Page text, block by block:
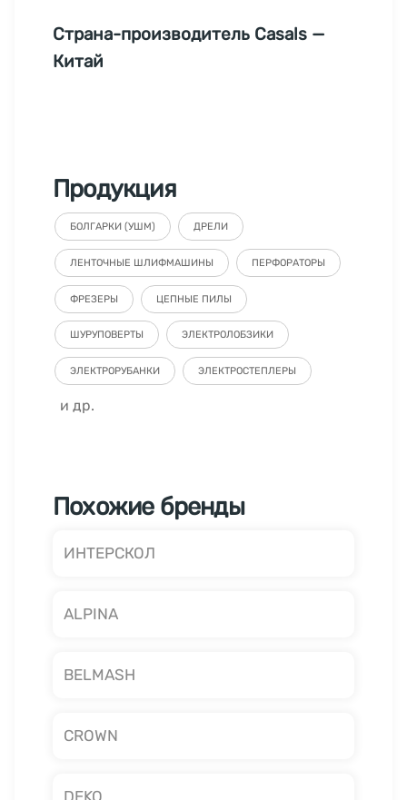
Страна-производитель Casals —
Китай
Продукция
БОЛГАРКИ (УШМ) ДРЕЛИ
ЛЕНТОЧНЫЕ ШЛИФМАШИНЫ ПЕРФОРАТОРЫ
ФРЕЗЕРЫ ЦЕПНЫЕ ПИЛЫ
ШУРУПОВЕРТЫ ЭЛЕКТРОЛОБЗИКИ
ЭЛЕКТРОРУБАНКИ ЭЛЕКТРОСТЕПЛЕРЫ
и др.
Похожие бренды
ИНТЕРСКОЛ
ALPINA
BELMASH
CROWN
DEKO